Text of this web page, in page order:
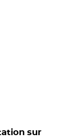
sur